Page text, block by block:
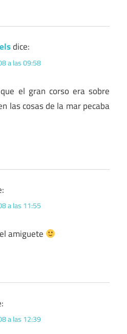
dice:
a las 09:58
el gran corso era sobre
las cosas de la mar pecaba
a las 11:55
amiguete
a las 12:39